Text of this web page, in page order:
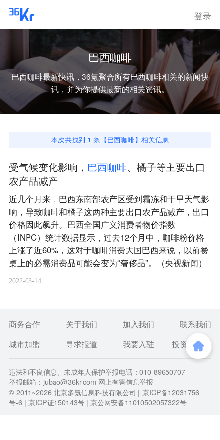
登录
巴西咖啡
巴西咖啡最新快讯，36氪聚合所有巴西咖啡相关的新闻快
讯，并为你提供最新的相关资讯。
本次共找到 1 条【巴西咖啡】相关信息
受气候变化影响， 巴西咖啡、橘子等主要出口
农产品减产
近几个月来，巴西东南部农产区受到霜冻和干旱天气影
响，导致咖啡和橘子这两种主要出口农产品减产，出口
价格因此飙升。巴西全国广义消费者物价指数
（INPC）统计数据显示，过去12个月中，咖啡粉价格
上涨了近60%，这对于咖啡消费大国巴西来说，以前餐
桌上的必需消费品可能会变为“奢侈品”。（央视新闻）
2022-03-14
商务合作 关于我们 加入我们
联系我们
城市加盟
寻求报道 我要入驻 投资者关系
违法和不良信息、未成年人保护举报电话：010-89650707
举报邮箱：jubao@36kr.com 网上有害信息举报
© 2011~2026北京多氪信息科技有限公司 | 京ICP备12031756
号-6 | 京ICP证150143号 | 京公网安备11010502057322号